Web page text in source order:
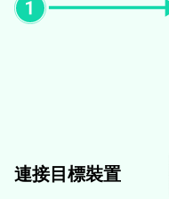
連接目標裝置